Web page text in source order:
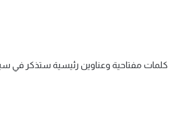
كلمات مفتاحية وعناوين رئيسية ستذكر في